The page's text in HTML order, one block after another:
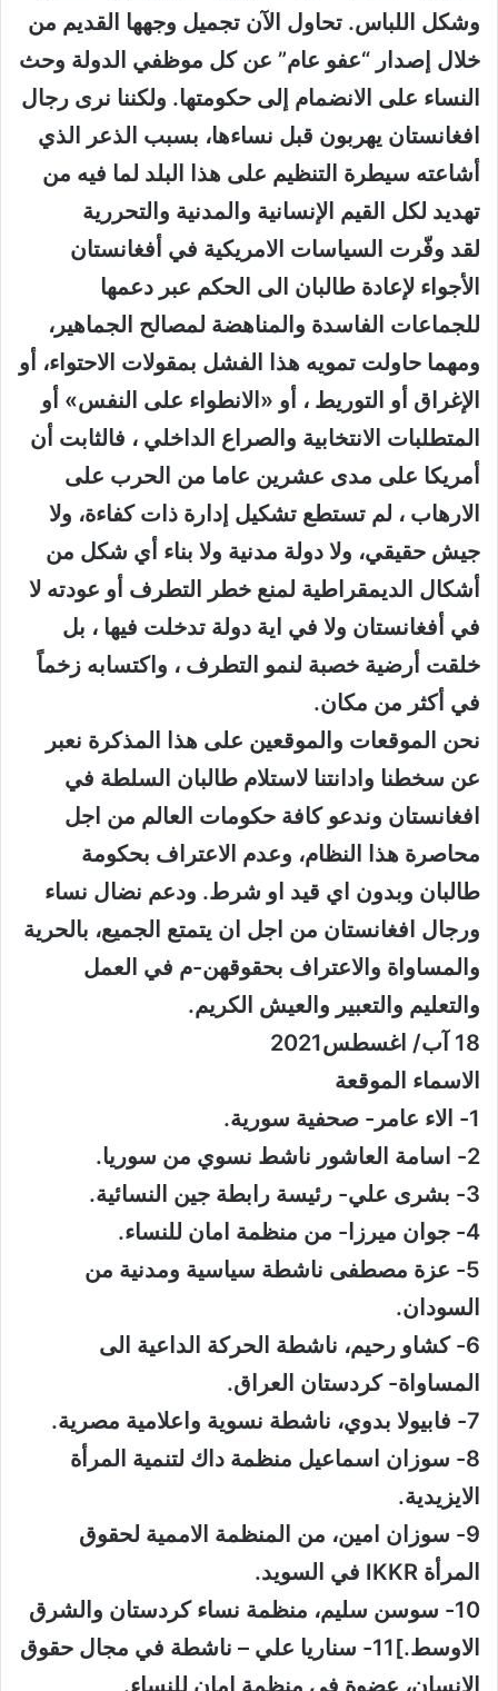
وشكل اللباس. تحاول الآن تجميل وجهها القديم من
خلال إصدار “عفو عام” عن كل موظفي الدولة وحث
النساء على الانضمام إلى حكومتها. ولكننا نرى رجال
افغانستان يهربون قبل نساءها، بسبب الذعر الذي
أشاعته سيطرة التنظيم على هذا البلد لما فيه من
تهديد لكل القيم الإنسانية والمدنية والتحررية
لقد وفّرت السياسات الامريكية في أفغانستان
الأجواء لإعادة طالبان الى الحكم عبر دعمها
للجماعات الفاسدة والمناهضة لمصالح الجماهير،
ومهما حاولت تمويه هذا الفشل بمقولات الاحتواء، أو
الإغراق أو التوريط ، أو «الانطواء على النفس» أو
المتطلبات الانتخابية والصراع الداخلي ، فالثابت أن
أمريكا على مدى عشرين عاما من الحرب على
الارهاب ، لم تستطع تشكيل إدارة ذات كفاءة، ولا
جيش حقيقي، ولا دولة مدنية ولا بناء أي شكل من
أشكال الديمقراطية لمنع خطر التطرف أو عودته لا
في أفغانستان ولا في اية دولة تدخلت فيها ، بل
خلقت أرضية خصبة لنمو التطرف ، واكتسابه زخماً
في أكثر من مكان.
نحن الموقعات والموقعين على هذا المذكرة نعبر
عن سخطنا وادانتنا لاستلام طالبان السلطة في
افغانستان وندعو كافة حكومات العالم من اجل
محاصرة هذا النظام، وعدم الاعتراف بحكومة
طالبان وبدون اي قيد او شرط. ودعم نضال نساء
ورجال افغانستان من اجل ان يتمتع الجميع، بالحرية
والمساواة والاعتراف بحقوقهن-م في العمل
والتعليم والتعبير والعيش الكريم.
18 آب/ اغسطس2021
الاسماء الموقعة
1- الاء عامر- صحفية سورية.
2- اسامة العاشور ناشط نسوي من سوريا.
3- بشرى علي- رئيسة رابطة جين النسائية.
4- جوان ميرزا- من منظمة امان للنساء.
5- عزة مصطفى ناشطة سياسية ومدنية من
السودان.
6- كشاو رحيم، ناشطة الحركة الداعية الى
المساواة- كردستان العراق.
7- فابيولا بدوي، ناشطة نسوية واعلامية مصرية.
8- سوزان اسماعيل منظمة داك لتنمية المرأة
الايزيدية.
9- سوزان امين، من المنظمة الاممية لحقوق
المرأة IKKR في السويد.
10- سوسن سليم، منظمة نساء كردستان والشرق
الاوسط.]11- سناريا علي – ناشطة في مجال حقوق